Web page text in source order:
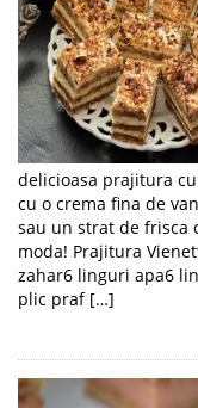
delicioasa prajitura
cu o crema fina de
sau un strat de frisca
moda! Prajitura
zahar6 linguri apa6
plic praf […]